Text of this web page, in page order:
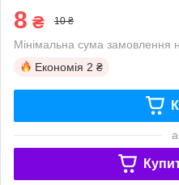
8 ₴ 10 ₴
Мінімальна сума замовлення
Економія 2 ₴